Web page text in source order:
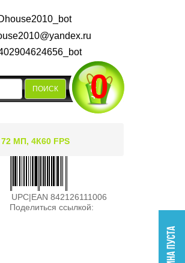
ПОИСК 0
МП, 4К60 FPS
UPC|EAN 842126111006
Поделиться ссылкой: